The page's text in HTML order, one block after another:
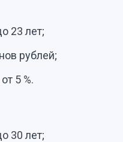
23 лет;
рублей;
5 %.
30 лет;